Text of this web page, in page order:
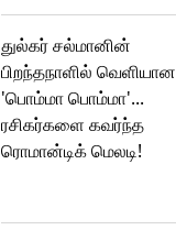
துல்கர் சல்மானின்
பிறந்தநாளில் வெளியான
'பொம்மா பொம்மா'...
ரசிகர்களை கவர்ந்த
ரொமான்டிக் மெலடி!